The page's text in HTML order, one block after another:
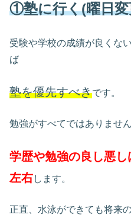
①塾に行く(曜日
受験や学校の成績が良くな
ば
塾を優先すべきです。
勉強がすべてではありませ
学歴や勉強の良し悪
左右します。
正直、水泳ができても将来